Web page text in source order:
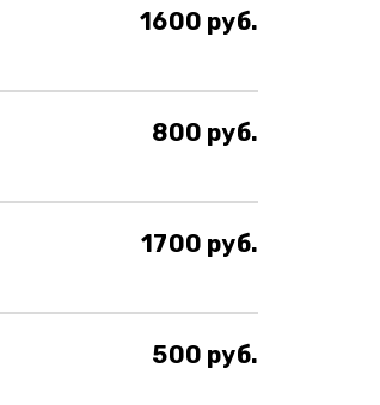
1600 руб.
800 руб.
1700 руб.
500 руб.